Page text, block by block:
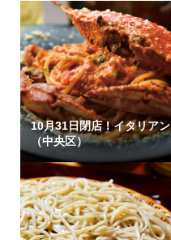
10月31日閉店！イタリアン
（中央区）